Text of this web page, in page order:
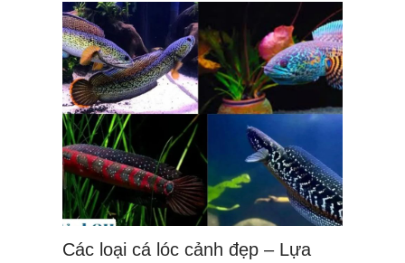
Các loại cá lóc cảnh đẹp – Lựa